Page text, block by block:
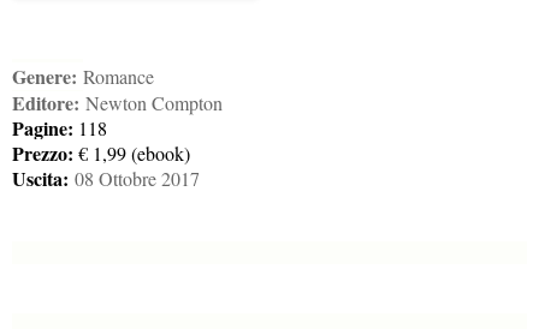
Genere: Romance
Editore: Newton Compton
Pagine: 118
Prezzo: € 1,99 (ebook)
Uscita: 08 Ottobre 2017